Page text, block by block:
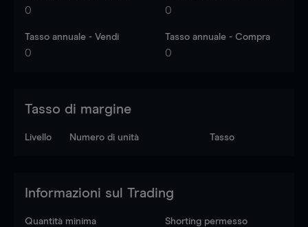
0 0
Tasso annuale - Vendi
0
Tasso annuale - Compra
0
Tasso di margine
Livello Numero di unità Tasso
Informazioni sul Trading
Quantità minima Shorting permesso